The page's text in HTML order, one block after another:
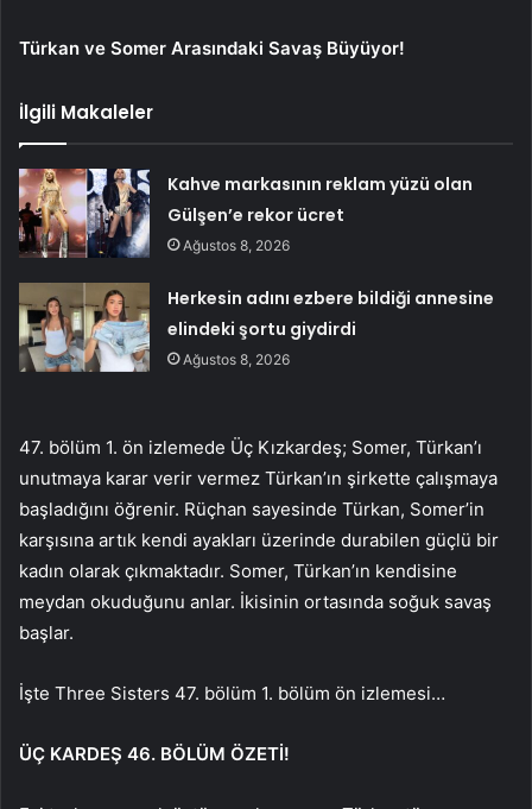
Türkan ve Somer Arasındaki Savaş Büyüyor!
İlgili Makaleler
Kahve markasının reklam yüzü olan
Gülşen’e rekor ücret
Ağustos 8, 2026
Herkesin adını ezbere bildiği annesine
elindeki şortu giydirdi
Ağustos 8, 2026
47. bölüm 1. ön izlemede Üç Kızkardeş; Somer, Türkan’ı
unutmaya karar verir vermez Türkan’ın şirkette çalışmaya
başladığını öğrenir. Rüçhan sayesinde Türkan, Somer’in
karşısına artık kendi ayakları üzerinde durabilen güçlü bir
kadın olarak çıkmaktadır. Somer, Türkan’ın kendisine
meydan okuduğunu anlar. İkisinin ortasında soğuk savaş
başlar.
İşte Three Sisters 47. bölüm 1. bölüm ön izlemesi…
ÜÇ KARDEŞ 46. BÖLÜM ÖZETİ!